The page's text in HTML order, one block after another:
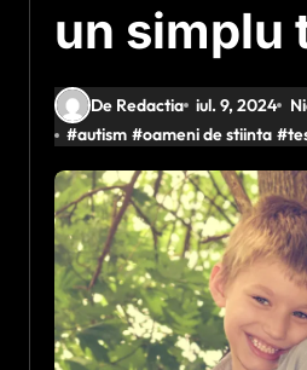
un simplu
De Redactia iul. 9, 2024
#autism #oameni de stiinta #